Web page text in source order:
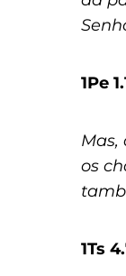
1Pe
Mas,
os
1Ts